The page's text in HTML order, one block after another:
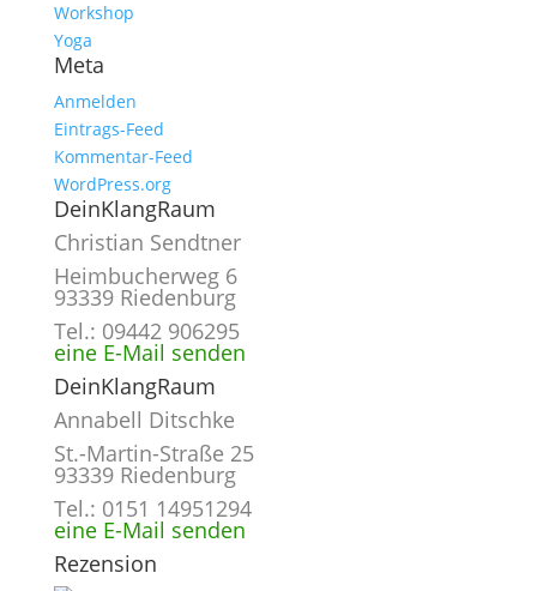
Workshop
Yoga
Meta
Anmelden
Eintrags-Feed
Kommentar-Feed
WordPress.org
DeinKlangRaum
Christian Sendtner
Heimbucherweg 6
93339 Riedenburg
Tel.: 09442 906295
eine E-Mail senden
DeinKlangRaum
Annabell Ditschke
St.-Martin-Straße 25
93339 Riedenburg
Tel.: 0151 14951294
eine E-Mail senden
Rezension